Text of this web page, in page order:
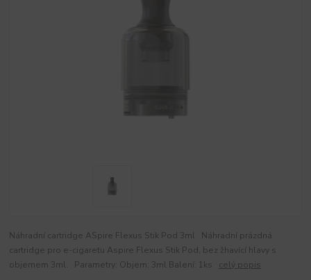
Náhradní cartridge ASpire Flexus Stik Pod 3ml Náhradní prázdná
cartridge pro e-cigaretu Aspire Flexus Stik Pod, bez žhavící hlavy s
objemem 3ml. Parametry: Objem: 3ml Balení: 1ks celý popis